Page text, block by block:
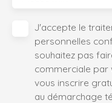
J'accepte le
personnelles
souhaitez pas
commerciale par
vous inscrire
au démarchage